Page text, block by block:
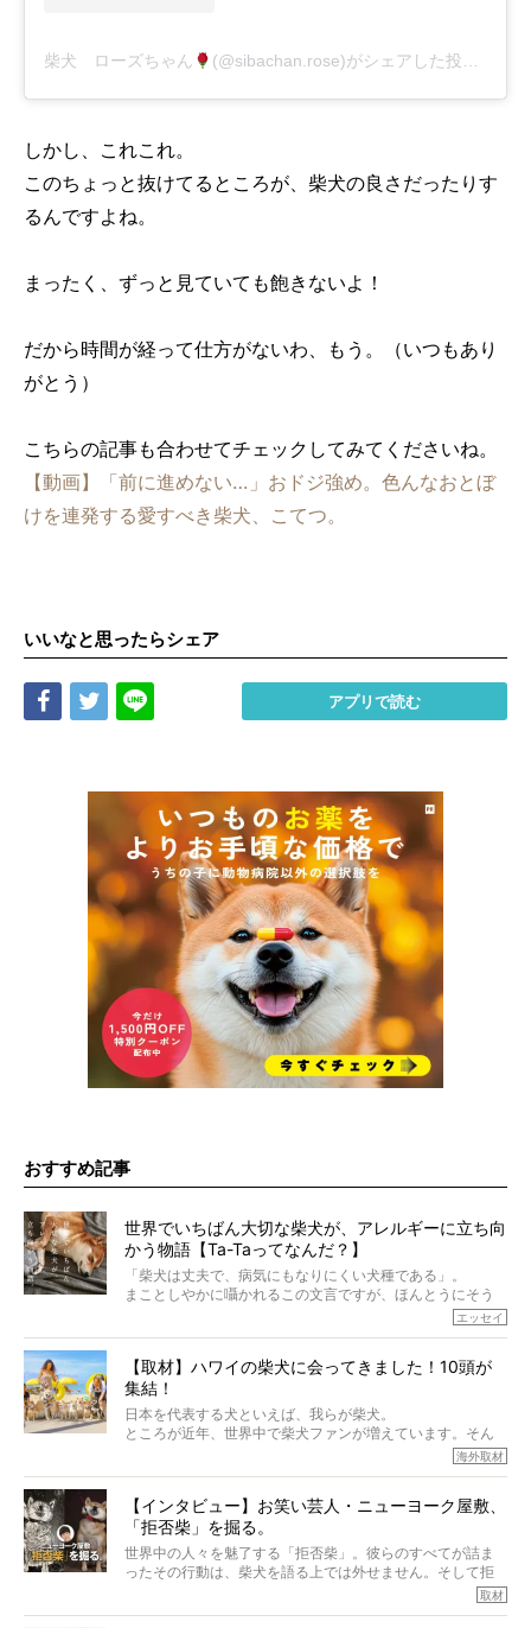
柴犬 ローズちゃん (@sibachan.rose)がシェアした投稿
しかし、これこれ。
このちょっと抜けてるところが、柴犬の良さだったりす
るんですよね。
まったく、ずっと見ていても飽きないよ！
だから時間が経って仕方がないわ、もう。（いつもあり
がとう）
こちらの記事も合わせてチェックしてみてくださいね。
【動画】「前に進めない…」おドジ強め。色んなおとぼ
けを連発する愛すべき柴犬、こてつ。
いいなと思ったらシェア
Share Tweet アプリで読む
おすすめ記事
世界でいちばん大切な柴犬が、アレルギーに立ち向
かう物語【Ta-Taってなんだ？】
「柴犬は丈夫で、病気にもなりにくい犬種である」。
まことしやかに囁かれるこの文言ですが、ほんとうにそう
もちろん、犬種としての完成度がとてつもなく高い柴犬だ
でも、いざそれぞれの個体を見ていくと、丈夫で病気にも
なりにくい、とは言えないような気もするのです。
実際に「病気にならない」などということはないし、飼い
主はそのためにやるべきことがある。
今回は、柴犬に関わる方たちすべてに読んで欲しい、ある
ご本人からのレポートは、愛情たっぷりで示唆に富んだ物
語でした。
※文章はご本人の了承を得て編集しています
※画像はすべてイメージです
※この記事は個人の感想であり、効果・効能を示すものではありません
エッセイ
【取材】ハワイの柴犬に会ってきました！10頭が
集結！
日本を代表する犬といえば、我らが柴犬。
ところが近年、世界中で柴犬ファンが増えています。そん
な中「柴犬ライフ」が目をつけたのは、南の楽園ハワイ。
柴犬オーナーが多く、定期的にオフ会まで開催されている
そんな噂を聞きつけ、今回はハワイの柴犬たちを取材して
きました！
海外取材
【インタビュー】お笑い芸人・ニューヨーク屋敷、
「拒否柴」を掘る。
世界中の人々を魅了する「拒否柴」。彼らのすべてが詰ま
ったその行動は、柴犬を語る上では外せません。そして拒
否柴がここまで話題になるのは、“映える”ことも理由のひと
取材